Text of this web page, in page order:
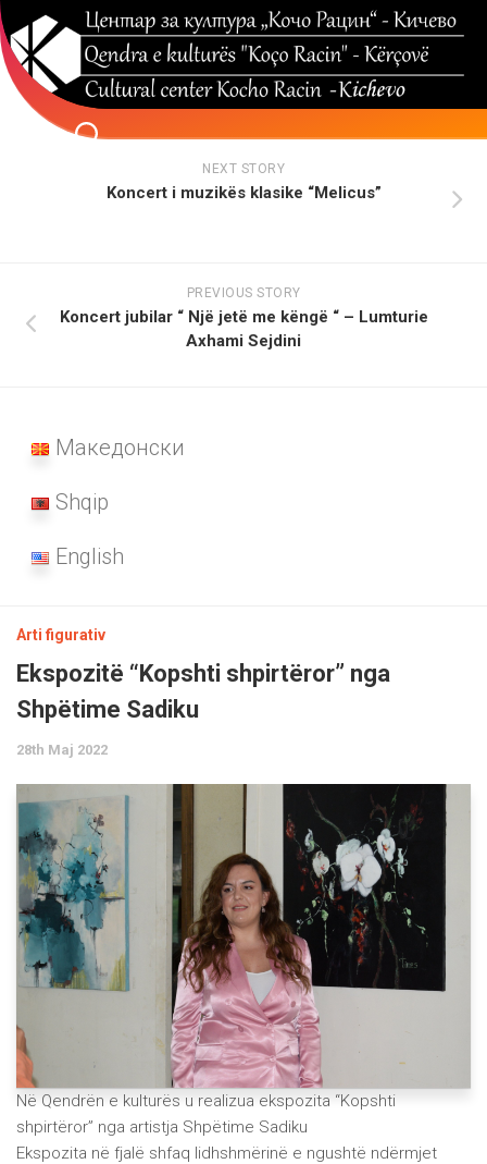
Skip
to
content
NEXT STORY
Koncert i muzikës klasike “Melicus”
PREVIOUS STORY
Koncert jubilar “ Një jetë me këngë “ – Lumturie
Axhami Sejdini
Македонски
Shqip
English
Arti figurativ
Ekspozitë “Kopshti shpirtëror” nga
Shpëtime Sadiku
28th Maj 2022
Në Qendrën e kulturës u realizua ekspozita “Kopshti
shpirtëror” nga artistja Shpëtime Sadiku
Ekspozita në fjalë shfaq lidhshmërinë e ngushtë ndërmjet